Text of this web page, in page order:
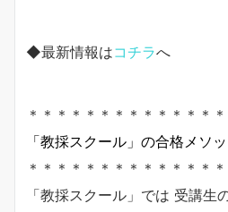
◆最新情報はコチラへ
＊＊＊＊＊＊＊＊＊＊＊＊＊＊
「教採スクール」の合格メソ
＊＊＊＊＊＊＊＊＊＊＊＊＊＊
「教採スクール」では 受講生